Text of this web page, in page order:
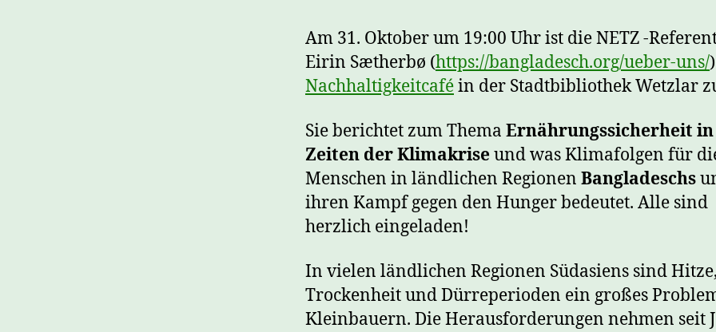
Am 31. Oktober um 19:00 Uhr ist die NETZ -
Eirin Sætherbø (https://bangladesch.org/ueber-uns/
Nachhaltigkeitcaféin der Stadtbibliothek Wetzlar
Sie berichtet zum Thema Ernährungssicherheit in
Zeiten der Klimakriseund was Klimafolgen für
Menschen in ländlichen Regionen Bangladeschs
ihren Kampf gegen den Hunger bedeutet. Alle sind
herzlich eingeladen!
In vielen ländlichen Regionen Südasiens sind
Trockenheit und Dürreperioden ein großes
Kleinbauern. Die Herausforderungen nehmen seit